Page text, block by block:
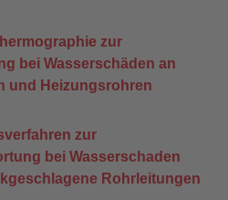
zur
bei Wasserschäden an
und Heizungsrohren
zur
bei Wasserschaden
Rohrleitungen